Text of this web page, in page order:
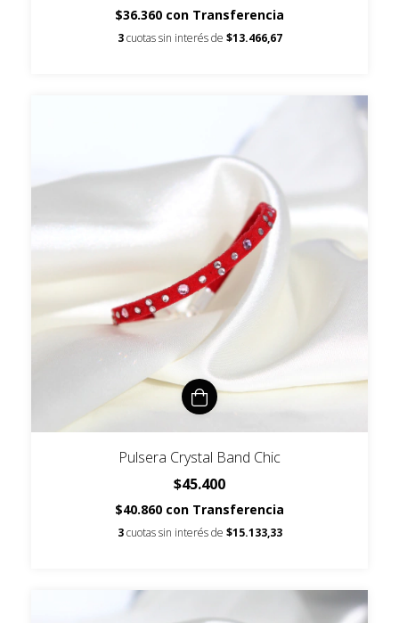
$36.360 con Transferencia
3 cuotas sin interés de $13.466,67
Pulsera Crystal Band Chic
$45.400
$40.860 con Transferencia
3 cuotas sin interés de $15.133,33